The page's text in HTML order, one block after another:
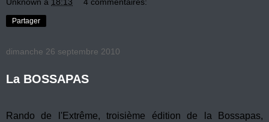
Unknown à 18:13 4 commentaires:
Partager
dimanche 26 septembre 2010
La BOSSAPAS
Rando de l'Extrême, troisième édition de la Bossapas,